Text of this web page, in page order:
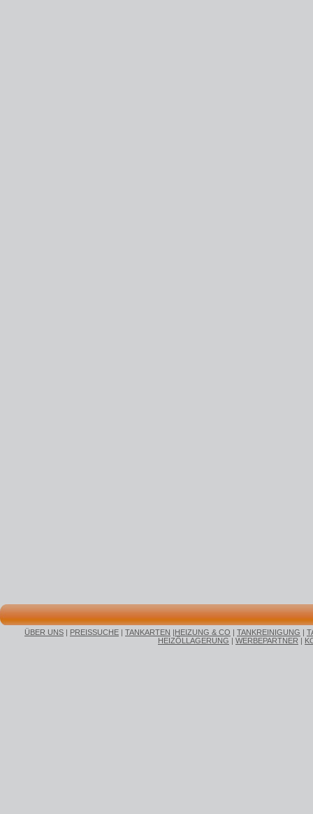
ÜBER UNS | PREISSUCHE | TANKARTEN |HEIZUNG & CO | TANKREINIGUNG |
HEIZÖLLAGERUNG | WERBEPARTNER |